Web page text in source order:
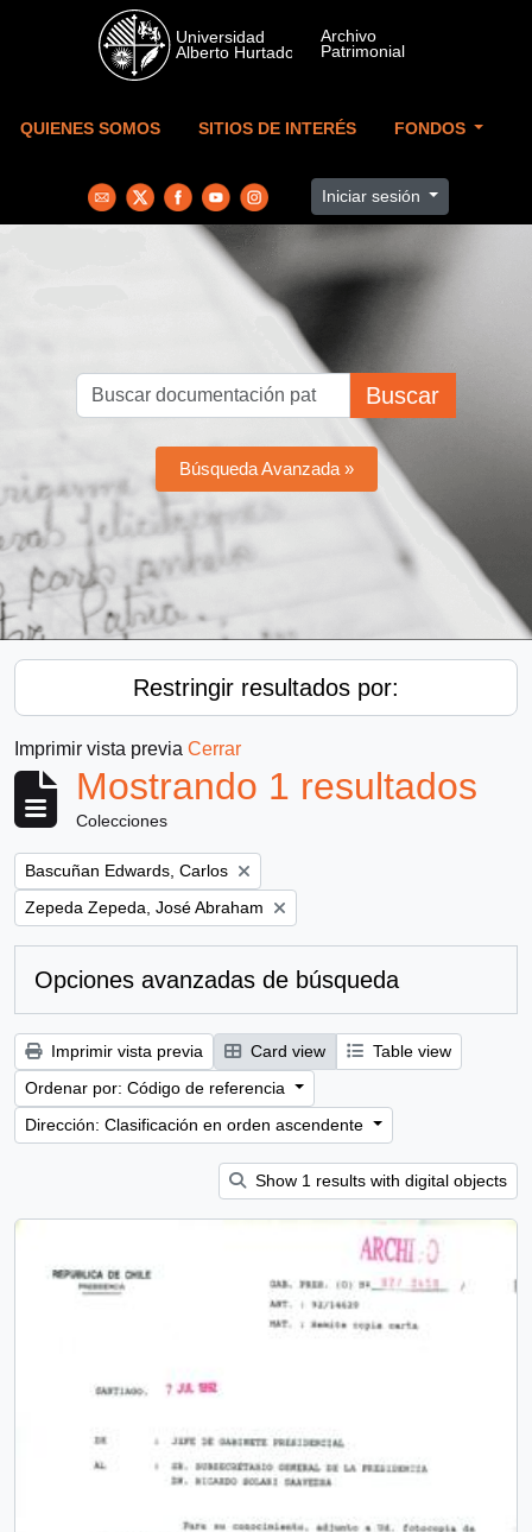
Skip to main content
QUIENES SOMOS SITIOS DE INTERÉS FONDOS
Iniciar sesión
Buscar
Búsqueda Avanzada »
Restringir resultados por:
Imprimir vista previa Cerrar
Mostrando 1 resultados
Colecciones
Remove filter:
Bascuñan Edwards, Carlos
Remove filter:
Zepeda Zepeda, José Abraham
Opciones avanzadas de búsqueda
Imprimir vista previa Card view
Table view
Ordenar por: Código de referencia
Dirección: Clasificación en orden ascendente
Show 1 results with digital objects